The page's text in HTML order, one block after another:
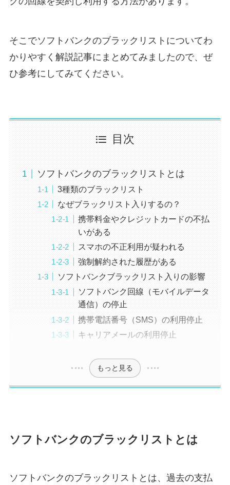
そこでソフトバンクのブラックリストについてわ
かりやすく解説記事にまとめてみましたので、ぜ
ひ参考にしてみてください。
目次
ソフトバンクのブラックリストとは
3種類のブラックリスト
なぜブラックリスト入りするの？
携帯料金やクレジットカードの不払
いがある
スマホの不正利用が疑われる
強制解約された履歴がある
ソフトバンクブラックリスト入りの影響
ソフトバンク回線（モバイルデータ
通信）の停止
携帯電話番号（SMS）の利用停止
キャリアメールの利用停止
もっと見る
ソフトバンクのブラックリストとは
ソフトバンクのブラックリストとは、過去の支払